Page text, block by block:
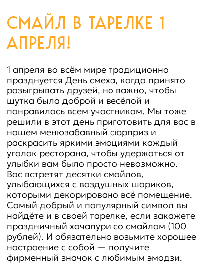
разыгрывать друзей, но важно, чтобы
шутка была доброй и весёлой и
понравилась всем участникам. Мы тоже
решили в этот день приготовить для вас в
нашем менюзабавный сюрприз и
раскрасить яркими эмоциями каждый
улыбки вам было просто невозможно.
Вас встретят десятки смайлов,
улыбающихся с воздушных шариков,
которыми декорировано всё помещение.
Самый добрый и популярный символ вы
найдёте и в своей тарелке, если закажете
праздничный хачапури со смайлом (100
рублей). И обязательно возьмите хорошее
настроение с собой — получите
фирменный значок с любимым эмодзи.